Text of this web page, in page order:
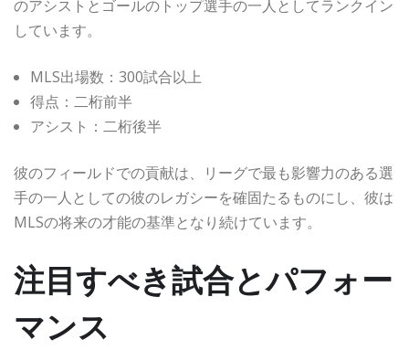
のアシストとゴールのトップ選手の一人としてランクイン
しています。
MLS出場数：300試合以上
得点：二桁前半
アシスト：二桁後半
彼のフィールドでの貢献は、リーグで最も影響力のある選
手の一人としての彼のレガシーを確固たるものにし、彼は
MLSの将来の才能の基準となり続けています。
注目すべき試合とパフォー
マンス